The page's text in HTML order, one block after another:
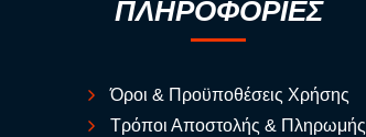
ΠΛΗΡΟΦΟΡΙΕΣ
Όροι & Προϋποθέσεις Χρήσης
Τρόποι Αποστολής & Πληρωμής